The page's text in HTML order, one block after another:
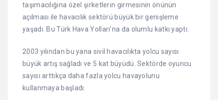
taşımacılığına özel şirketlerin girmesinin önünün
açılması ile havacılık sektörü büyük bir genişleme
yaşadı. Bu Türk Hava Yolları’na da olumlu katkı yaptı.
2003 yılından bu yana sivil havacılıkta yolcu sayısı
büyük artış sağladı ve 5 kat büyüdü. Sektörde oyuncu
sayısı arttıkça daha fazla yolcu havayolunu
kullanmaya başladı.